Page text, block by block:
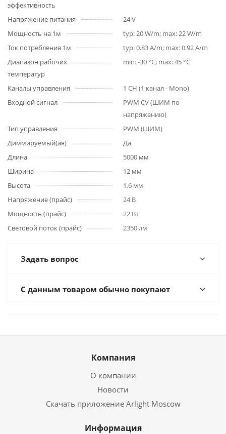
эффективность
Напряжение питания
24 V
Мощность на 1м
typ: 20 W/m; max: 22 W/m
Ток потребления 1м
typ: 0.83 A/m; max: 0.92 A/m
Диапазон рабочих
температур
min: -30 °C; max: 45 °C
Каналы управления
1 CH (1 канал - Mono)
Входной сигнал
PWM СV (ШИМ по
напряжению)
Тип управления
PWM (ШИМ)
Диммируемый(ая)
Да
Длина
5000 мм
Ширина
12 мм
Высота
1.6 мм
Напряжение (прайс)
24 В
Мощность (прайс)
22 Вт
Световой поток (прайс)
2350 лм
Задать вопрос
С данным товаром обычно покупают
Компания
О компании
Новости
Скачать приложение Arlight Moscow
Информация